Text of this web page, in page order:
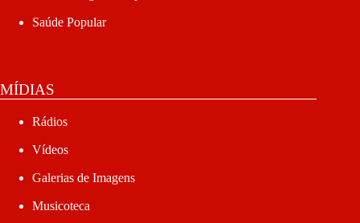
Saúde Popular
MÍDIAS
Rádios
Vídeos
Galerias de Imagens
Musicoteca